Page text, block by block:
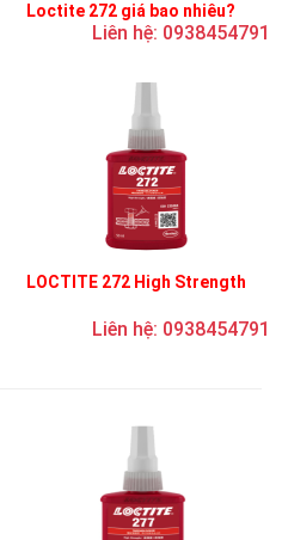
Loctite 272 giá bao nhiêu?
Liên hệ: 0938454791
LOCTITE 272 High Strength
Liên hệ: 0938454791